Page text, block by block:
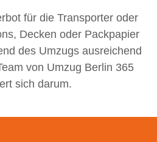
für die Transporter oder
Decken oder Packpapier
des Umzugs ausreichend
von Umzug Berlin 365
sich darum.